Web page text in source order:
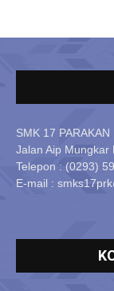
SMK 17 PARAKAN
Jalan Aip Mungkar
Telepon : (0293)
E-mail :